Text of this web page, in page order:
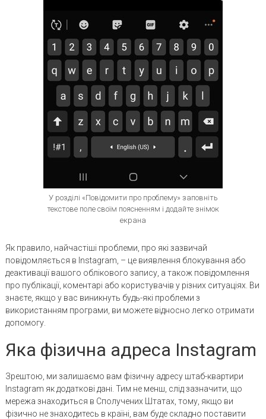
У розділі «Повідомити про проблему» заповніть
текстове поле своїм поясненням і додайте знімок
екрана
Як правило, найчастіші проблеми, про які зазвичай
повідомляється в Instagram, – це виявлення блокування або
деактивації вашого облікового запису, а також повідомлення
про публікації, коментарі або користувачів у різних ситуаціях. Ви
знаєте, якщо у вас виникнуть будь-які проблеми з
використанням програми, ви можете відносно легко отримати
допомогу.
Яка фізична адреса Instagram
Зрештою, ми залишаємо вам фізичну адресу штаб-квартири
Instagram як додаткові дані. Тим не менш, слід зазначити, що
мережа знаходиться в Сполучених Штатах, тому, якщо ви
фізично не знаходитесь в країні, вам буде складно поставити